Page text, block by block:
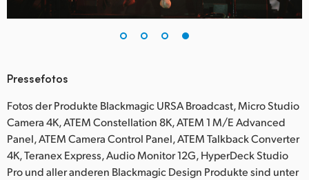
Pressefotos
Fotos der Produkte Blackmagic URSA Broadcast, Micro Studio
Camera 4K, ATEM Constellation 8K, ATEM 1 M/E Advanced
Panel, ATEM Camera Control Panel, ATEM Talkback Converter
4K, Teranex Express, Audio Monitor 12G, HyperDeck Studio
Pro und aller anderen Blackmagic Design Produkte sind unter